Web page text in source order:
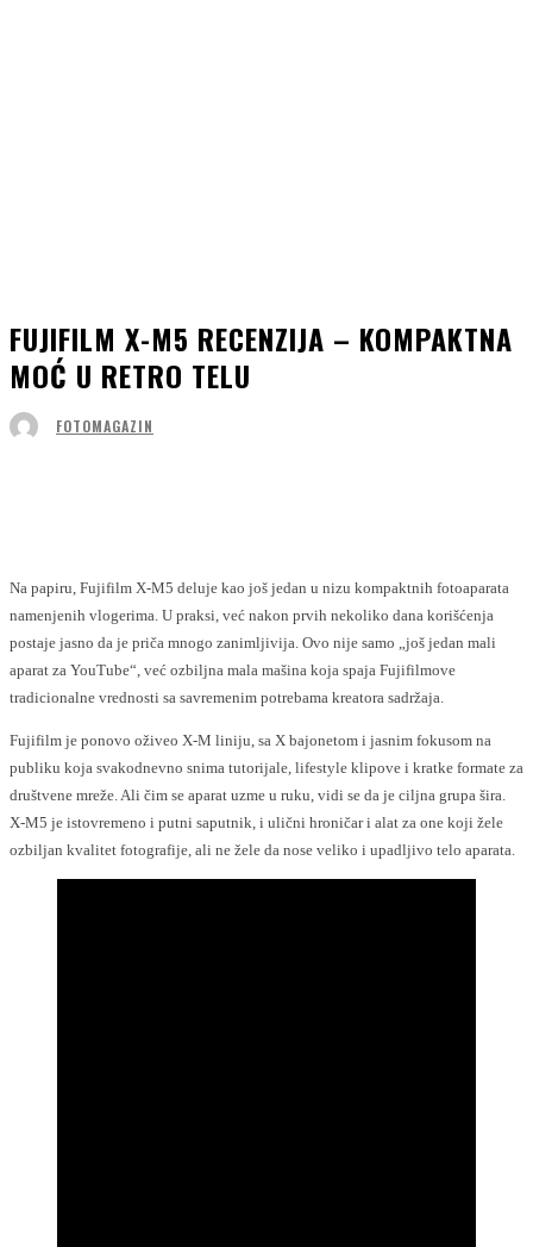
FUJIFILM X-M5 RECENZIJA – KOMPAKTNA
MOĆ U RETRO TELU
FOTOMAGAZIN
Na papiru, Fujifilm X-M5 deluje kao još jedan u nizu kompaktnih fotoaparata
namenjenih vlogerima. U praksi, već nakon prvih nekoliko dana korišćenja
postaje jasno da je priča mnogo zanimljivija. Ovo nije samo „još jedan mali
aparat za YouTube“, već ozbiljna mala mašina koja spaja Fujifilmove
tradicionalne vrednosti sa savremenim potrebama kreatora sadržaja.
Fujifilm je ponovo oživeo X-M liniju, sa X bajonetom i jasnim fokusom na
publiku koja svakodnevno snima tutorijale, lifestyle klipove i kratke formate za
društvene mreže. Ali čim se aparat uzme u ruku, vidi se da je ciljna grupa šira.
X-M5 je istovremeno i putni saputnik, i ulični hroničar i alat za one koji žele
ozbiljan kvalitet fotografije, ali ne žele da nose veliko i upadljivo telo aparata.